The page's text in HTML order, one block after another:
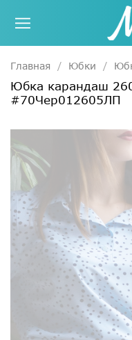
Главная Юбки
Юбка карандаш
#70Чер012605ЛП